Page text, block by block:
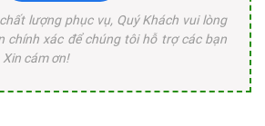
lượng phục vụ, Quý Khách vui lòng
chính xác để chúng tôi hỗ trợ các bạn
cám ơn!